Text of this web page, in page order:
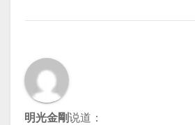
明光金剛说道：